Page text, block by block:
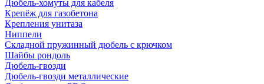
Дюбель-хомуты для кабеля
Крепёж для газобетона
Крепления унитаза
Ниппели
Складной пружинный дюбель с крючком
Шайбы рондоль
Дюбель-гвозди
Дюбель-гвозди металлические